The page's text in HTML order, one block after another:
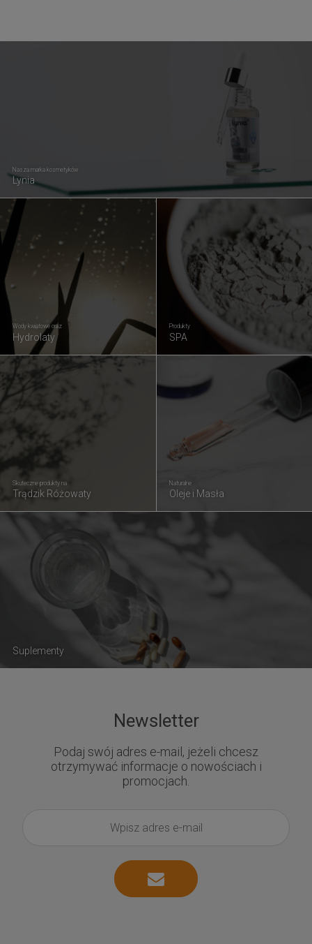
Nasza marka kosmetyków
Lynia
Wody kwiatowe oraz
Hydrolaty
Produkty
SPA
Suplementy
Skuteczne produkty na
Trądzik Różowaty
Naturalne
Oleje i Masła
Newsletter
Podaj swój adres e-mail, jeżeli chcesz
otrzymywać informacje o nowościach i
promocjach.